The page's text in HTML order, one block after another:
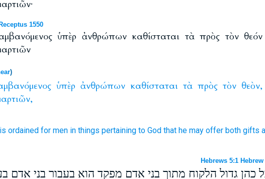
1550
ὑπὲρ ἀνθρώπων καθίσταται τὰ πρὸς τὸν θεόν
)
ὑπὲρ ἀνθρώπων καθίσταται τὰ πρὸς τὸν θεὸν,
is ordained for men in things pertaining to God that he may offer both gifts
Hebrews 5:1
כהן גדול הלקוח מתוך בני אדם מפקד הוא בעבור בני אדם